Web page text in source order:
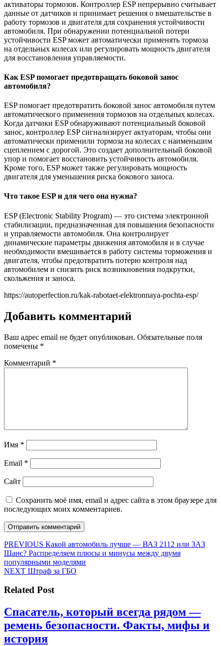
активаторы тормозов. Контроллер ESP непрерывно считывает
данные от датчиков и принимает решения о вмешательстве в
работу тормозов и двигателя для сохранения устойчивости
автомобиля. При обнаружении потенциальной потери
устойчивости ESP может автоматически применять тормоза
на отдельных колесах или регулировать мощность двигателя
для восстановления управляемости.
Как ESP помогает предотвращать боковой занос
автомобиля?
ESP помогает предотвратить боковой занос автомобиля путем
автоматического применения тормозов на отдельных колесах.
Когда датчики ESP обнаруживают потенциальный боковой
занос, контроллер ESP сигнализирует актуаторам, чтобы они
автоматически применили тормоза на колесах с наименьшим
сцеплением с дорогой. Это создает дополнительный боковой
упор и помогает восстановить устойчивость автомобиля.
Кроме того, ESP может также регулировать мощность
двигателя для уменьшения риска бокового заноса.
Что такое ESP и для чего она нужна?
ESP (Electronic Stability Program) — это система электронной
стабилизации, предназначенная для повышения безопасности
и управляемости автомобиля. Она контролирует
динамические параметры движения автомобиля и в случае
необходимости вмешивается в работу системы торможения и
двигателя, чтобы предотвратить потерю контроля над
автомобилем и снизить риск возникновения подкрутки,
скольжения и заноса.
https://autoperfection.ru/kak-rabotaet-elektronnaya-pochta-esp/
Добавить комментарий
Ваш адрес email не будет опубликован. Обязательные поля
помечены *
Комментарий *
Имя *
Email *
Сайт
Сохранить моё имя, email и адрес сайта в этом браузере для
последующих моих комментариев.
Навигация
по
записям
PREVIOUS Предыдущая
запись:
Какой автомобиль лучше — ВАЗ 2112 или ЗАЗ
Шанс? Распределяем плюсы и минусы между двумя
популярными моделями
NEXT Следующая
Штраф за ГБО
Related Post
Спасатель, который всегда рядом —
ремень безопасности. Факты, мифы и
историяСпасатель,